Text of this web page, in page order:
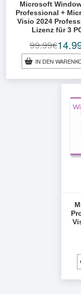
Microsoft
Professional +
Visio 2024
Lizenz für 3
99.99€
Ursprünglicher
Preis
war:
99.99€
Aktueller
Preis
ist:
14.99€.
IN DEN